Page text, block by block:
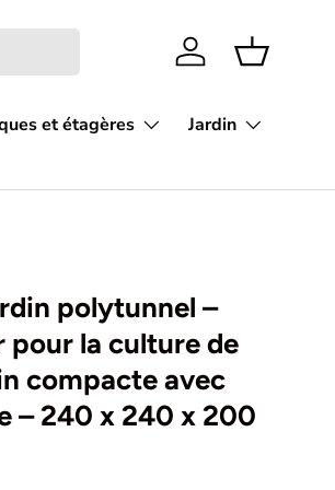
Se connecter
Panier
et étagères
Jardin
polytunnel –
pour la culture de
compacte avec
– 240 x 240 x 200